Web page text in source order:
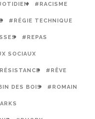
#RACISME
#RÉGIE TECHNIQUE
#REPAS
SOCIAUX
#RÊVE
DES BOIS #ROMAIN